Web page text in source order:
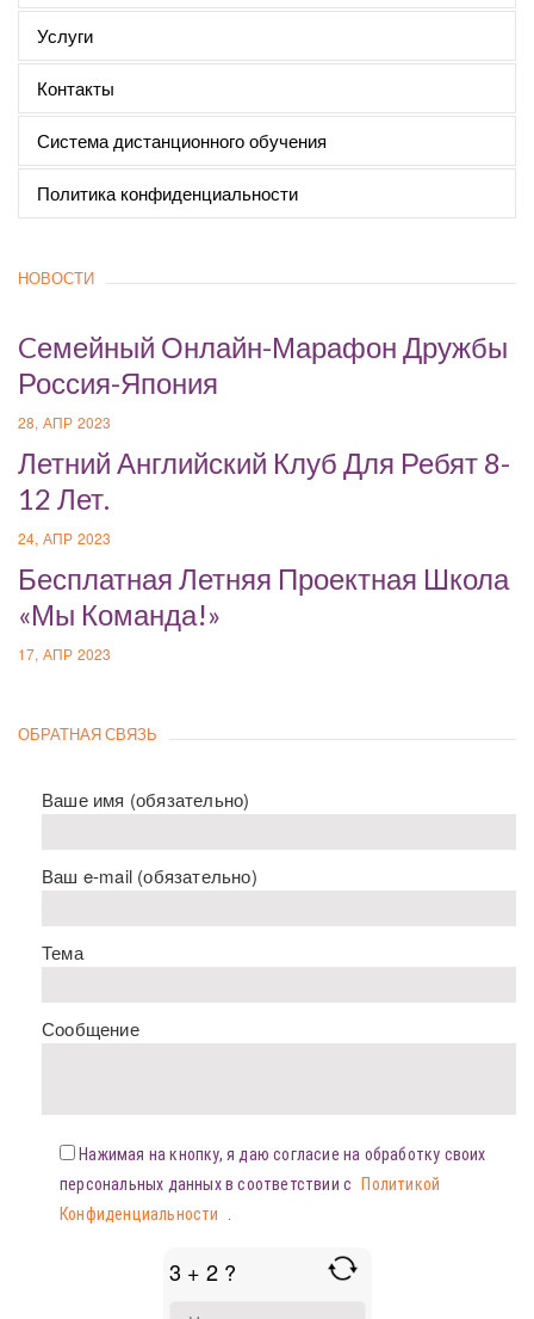
Услуги
Контакты
Система дистанционного обучения
Политика конфиденциальности
НОВОСТИ
Cемейный Онлайн-Марафон Дружбы
Россия-Япония
28, АПР 2023
Летний Английский Клуб Для Ребят 8-
12 Лет.
24, АПР 2023
Бесплатная Летняя Проектная Школа
«Мы Команда!»
17, АПР 2023
ОБРАТНАЯ СВЯЗЬ
Ваше имя (обязательно)
Ваш e-mail (обязательно)
Тема
Сообщение
Нажимая на кнопку, я даю согласие на обработку своих
персональных данных в соответствии с
Политикой
Конфиденциальности
3 + 2 ?